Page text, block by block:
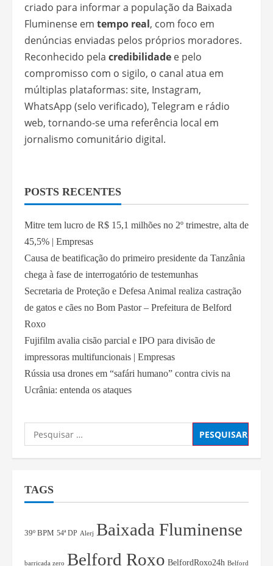
criado para informar a população da Baixada
Fluminense em tempo real, com foco em
denúncias enviadas pelos próprios moradores.
Reconhecido pela credibilidade e pelo
compromisso com o sigilo, o canal atua em
múltiplas plataformas: site, Instagram,
WhatsApp (selo verificado), Telegram e rádio
web, tornando-se uma referência local em
jornalismo comunitário digital.
POSTS RECENTES
Mitre tem lucro de R$ 15,1 milhões no 2º trimestre, alta de
45,5% | Empresas
Causa de beatificação do primeiro presidente da Tanzânia
chega à fase de interrogatório de testemunhas
Secretaria de Proteção e Defesa Animal realiza castração
de gatos e cães no Bom Pastor – Prefeitura de Belford
Roxo
Fujifilm avalia cisão parcial e IPO para divisão de
impressoras multifuncionais | Empresas
Rússia usa drones em “safári humano” contra civis na
Ucrânia: entenda os ataques
TAGS
39º BPM 54ª DP Alerj Baixada Fluminense
barricada zero Belford Roxo BelfordRoxo24h Belford